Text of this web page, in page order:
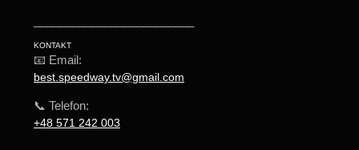
KONTAKT
📧 Email:
best.speedway.tv@gmail.com
📞 Telefon:
+48 571 242 003